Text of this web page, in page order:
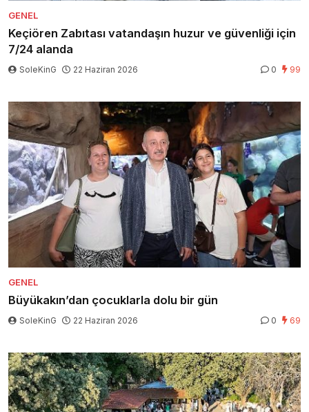
GENEL
Keçiören Zabıtası vatandaşın huzur ve güvenliği için
7/24 alanda
SoleKinG 22 Haziran 2026 0 99
GENEL
Büyükakın’dan çocuklarla dolu bir gün
SoleKinG 22 Haziran 2026 0 69